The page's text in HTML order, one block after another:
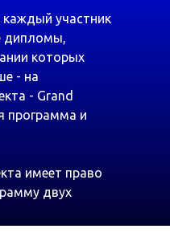
каждый участник
дипломы,
которых
- на
- Grand
программа и
имеет право
двух